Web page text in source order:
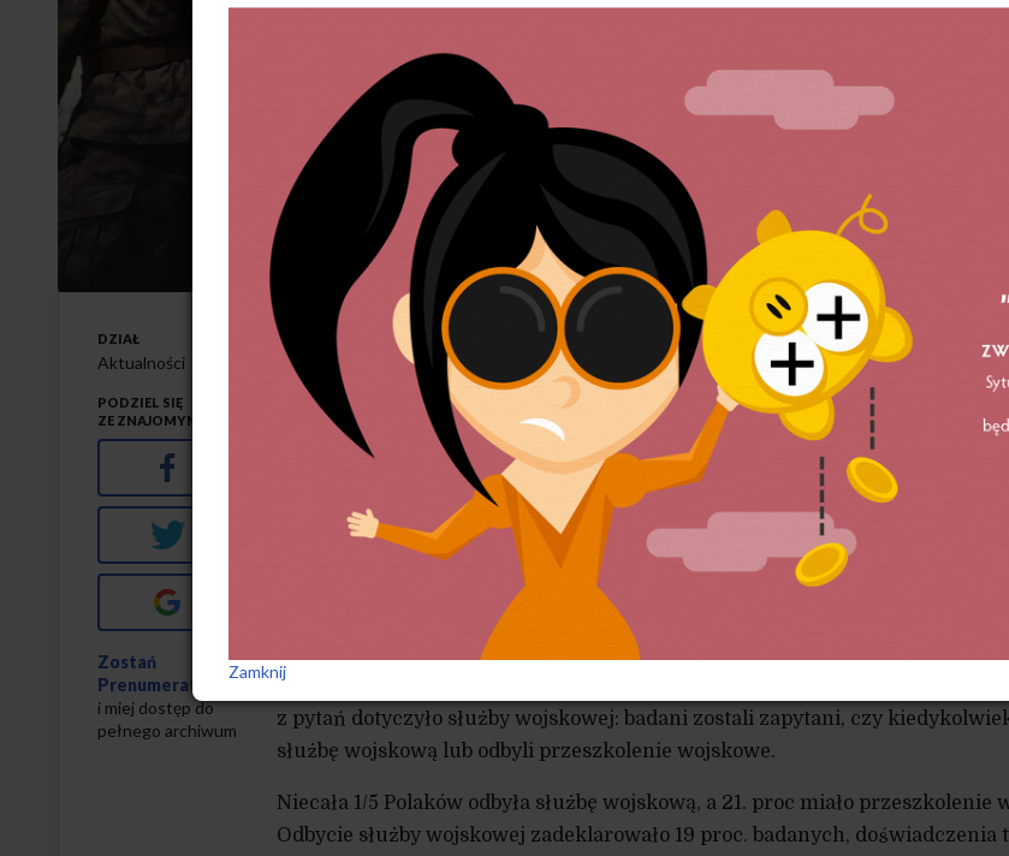
Nie byliśmy w wojsku
15-5-2023
8
0 proc. badanych nie odbyło nigdy służby wojskowej, 78
nie odbyło przeszkolenia wojskowego. Szkolenie z
powszechnej w sytuacji kryzysowej odbyło 14 proc. badanych.
Jak wynika z opublikowanego w kwietniu badania CBOS, bezpośrednim
od powszechnych powołań do pełnienia zasadniczej służby wojskowej i
armii jest fakt, że ponad cztery piąte respondentów, którzy zadeklarowali, że
przeszkolenie wojskowe lub służbę wojskową, to osoby w wieku 45+.
CBOS przedstawił wyniki przeprowadzonego w kwietniu sondażu, w którym
zostali zapytani o kwestie związane z obronnością i bezpieczeństwem
z pytań dotyczyło służby wojskowej: badani zostali zapytani, czy
służbę wojskową lub odbyli przeszkolenie wojskowe.
Niecała 1/5 Polaków odbyła służbę wojskową, a 21. proc miało przeszkolenie
Odbycie służby wojskowej zadeklarowało 19 proc. badanych, doświadczenia
DZIAŁ
Aktualności
PODZIEL SIĘ
ZE ZNAJOMYMI
Facebook
Twitter
Zostań
Prenumeratorem
i miej dostęp do
pełnego archiwum
Zamknij